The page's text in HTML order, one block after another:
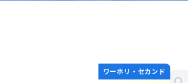
ワーホリ・セカンド